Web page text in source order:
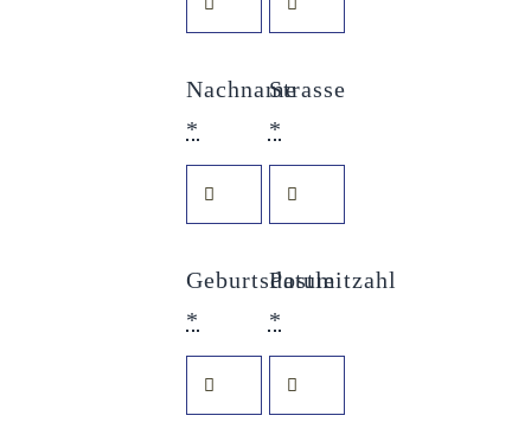
Nachname
*
Geburtsdatum
*
Strasse
*
Postleitzahl
*